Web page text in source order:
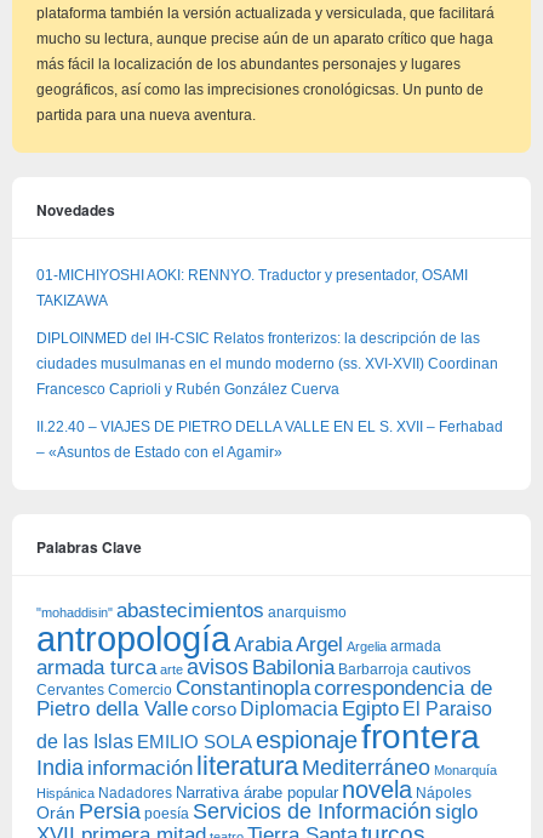
plataforma también la versión actualizada y versiculada, que facilitará
mucho su lectura, aunque precise aún de un aparato crítico que haga
más fácil la localización de los abundantes personajes y lugares
geográficos, así como las imprecisiones cronológicsas. Un punto de
partida para una nueva aventura.
Novedades
01-MICHIYOSHI AOKI: RENNYO. Traductor y presentador, OSAMI
TAKIZAWA
DIPLOINMED del IH-CSIC Relatos fronterizos: la descripción de las
ciudades musulmanas en el mundo moderno (ss. XVI-XVII) Coordinan
Francesco Caprioli y Rubén González Cuerva
II.22.40 – VIAJES DE PIETRO DELLA VALLE EN EL S. XVII – Ferhabad
– «Asuntos de Estado con el Agamir»
Palabras Clave
"mohaddisin" abastecimientos anarquismo
antropología ArabiaArgel Argelia armada
armada turca arte avisos Babilonia Barbarroja cautivos
Cervantes Comercio Constantinoplacorrespondencia de
Pietro della Vallecorso Diplomacia Egipto El Paraiso
de las Islas EMILIO SOLAespionajefrontera
India información literatura Mediterráneo Monarquía
Hispánica Nadadores Narrativa árabe popular novela Nápoles
Orán Persia poesía Servicios de Información siglo